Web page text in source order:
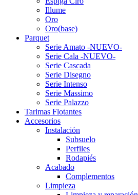
Illume
Oro
Oro(base)
Parquet
Serie Amato -NUEVO-
Serie Cala -NUEVO-
Serie Cascada
Serie Disegno
Serie Intenso
Serie Massimo
Serie Palazzo
Tarimas Flotantes
Accesorios
Instalación
Subsuelo
Perfiles
Rodapiés
Acabado
Complementos
Limpieza